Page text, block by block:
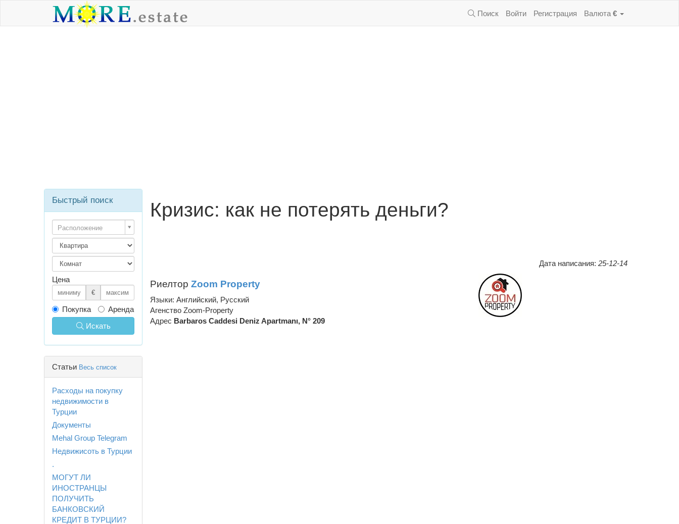
Поиск Войти Регистрация Валюта €
Кризис: как не потерять деньги?
Дата написания: 25-12-14
Риелтор Zoom Property
Языки: Английский, Русский
Агенство Zoom-Property
Адрес Barbaros Caddesi Deniz Apartmanı, N° 209
Быстрый поиск
Расположение
Цена
€
Покупка
Аренда
Искать
Статьи Весь список
Расходы на покупку
недвижимости в
Турции
Документы
Mehal Group Telegram
Недвижисоть в Турции
.
МОГУТ ЛИ
ИНОСТРАНЦЫ
ПОЛУЧИТЬ
БАНКОВСКИЙ
КРЕДИТ В ТУРЦИИ?